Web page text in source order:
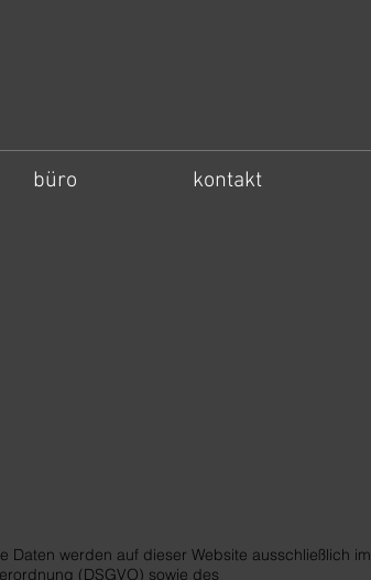
büro kontakt
werden auf dieser Website ausschließlich im
(DSGVO) sowie des